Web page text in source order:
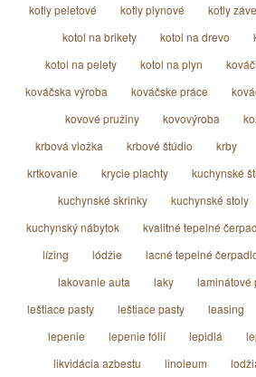
kotly peletové
kotly plynové kotly
kotol na brikety
kotol na drevo
kotol na pelety
kotol na plyn kováči
kováčska výroba
kováčske práce
kovové pružiny
kovovýroba
krbová vložka
krbové štúdio krby
krtkovanie
krycie plachty kuchynské
kuchynské skrinky
kuchynské stoly
kuchynský nábytok
kvalitné tepelné
lízing
lódžie lacné tepelné
lakovanie auta
laky laminátové
leštiace pasty
leštiace pasty leasing
lepenie
lepenie fólií lepidlá
likvidácia azbestu
linoleum